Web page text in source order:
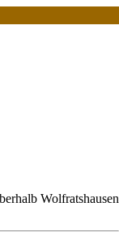
Wolfratshausen